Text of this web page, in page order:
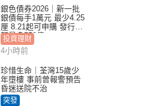
銀色債券2026｜新一批
銀債每手1萬元 最少4.25
厘 8.21起可申購 發行金
額最多550億
投資理財
4小時前
珍惜生命｜荃灣15歲少
年墮樓 事前曾報警預告
昏迷送院不治
突發